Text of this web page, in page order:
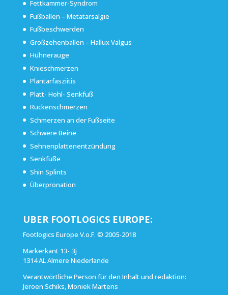
Fettkammer-Syndrom
Fußballen – Metatarsalgie
Fußbeschwerden
Großzehenballen – Hallux Valgus
Hühnerauge
Knieschmerzen
Plantarfasziitis
Platt- Hohl- Senkfuß
Rückenschmerzen
Schmerzen an der Fußseite
Schwere Beine
Sehnenplattenentzündung
Senkfüße
Shin Splints
Überpronation
UBER FOOTLOGICS EUROPE:
Footlogics Europe V.o.F. © 2005-2018
Markerkant 13- 3j
1314 AL Almere Niederlande
Verantwörtliche Person für den Inhalt und redaktion:
Jeroen Schiks, Moniek Martens